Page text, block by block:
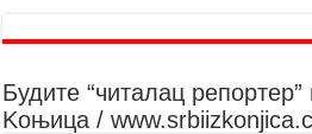
Будите “читалац
Kоњица /